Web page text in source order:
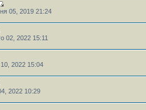
05, 2019 21:24
02, 2022 15:11
2022 15:04
2022 10:29